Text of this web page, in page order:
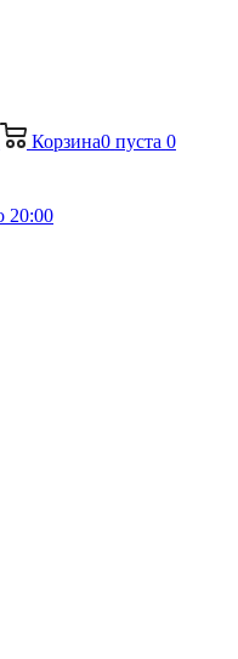
Корзина0 пуста 0
20:00